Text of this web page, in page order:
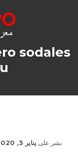
sodales
نشر على يناير 3, 2020